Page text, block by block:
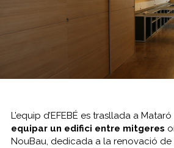
L’equip d’EFEBÉ es trasllada a
equipar un edifici entre mitgeres
NouBau, dedicada a la renovació